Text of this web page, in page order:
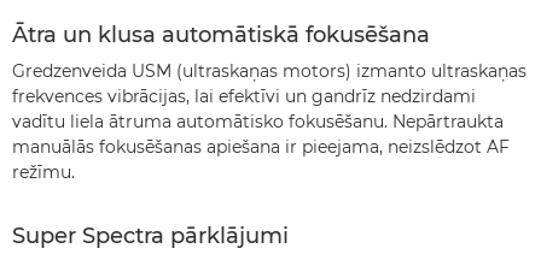
Ātra un klusa automātiskā fokusēšana
Gredzenveida USM (ultraskaņas motors) izmanto ultraskaņas
frekvences vibrācijas, lai efektīvi un gandrīz nedzirdami
vadītu liela ātruma automātisko fokusēšanu. Nepārtraukta
manuālās fokusēšanas apiešana ir pieejama, neizslēdzot AF
režīmu.
Super Spectra pārklājumi